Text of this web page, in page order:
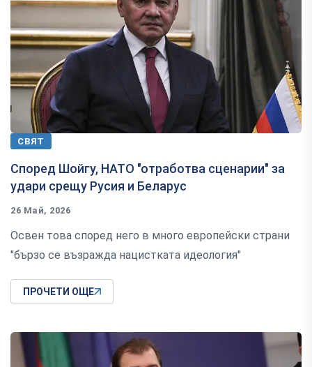
СВЯТ
Според Шойгу, НАТО "отработва сценарии" за
удари срещу Русия и Беларус
26 Май, 2026
Освен това според него в много европейски страни
"бързо се възражда нацистката идеология"
ПРОЧЕТИ ОЩЕ